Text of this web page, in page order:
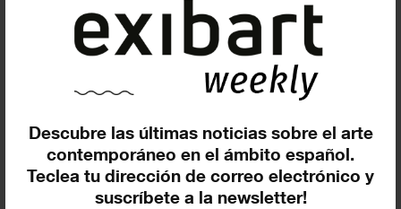
Descubre las últimas noticias sobre el arte
contemporáneo en el ámbito español.
Teclea tu dirección de correo electrónico y
suscríbete a la newsletter!
oportunidades para agentes
culturales contemporáneos
CONVOCATORIAS 5 AGOSTO 2022